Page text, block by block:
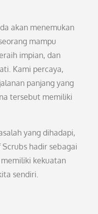
akan menemukan
mampu
impian, dan
Kami percaya,
panjang yang
tersebut memiliki
yang dihadapi,
Scrubs hadir sebagai
kekuatan
sendiri.